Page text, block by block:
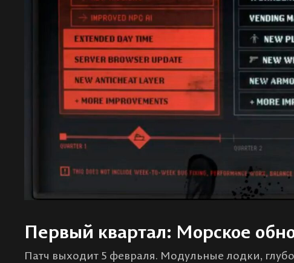
Первый квартал: Морское
Патч выходит 5 февраля. Модульные лодки,